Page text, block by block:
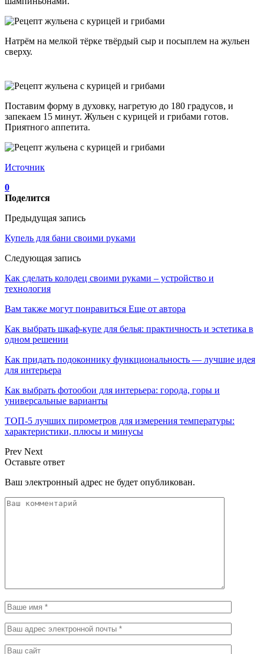
Натрём на мелкой тёрке твёрдый сыр и посыплем на жульен
сверху.
Поставим форму в духовку, нагретую до 180 градусов, и
запекаем 15 минут. Жульен с курицей и грибами готов.
Приятного аппетита.
Источник
0
Поделится
Предыдущая запись
Купель для бани своими руками
Следующая запись
Как сделать колодец своими руками – устройство и
технология
Вам также могут понравиться Еще от автора
Как выбрать шкаф-купе для белья: практичность и эстетика в
одном решении
Как придать подоконнику функциональность — лучшие идея
для интерьера
Как выбрать фотообои для интерьера: города, горы и
универсальные варианты
ТОП-5 лучших пирометров для измерения температуры:
характеристики, плюсы и минусы
Prev Next
Оставьте ответ
Ваш электронный адрес не будет опубликован.